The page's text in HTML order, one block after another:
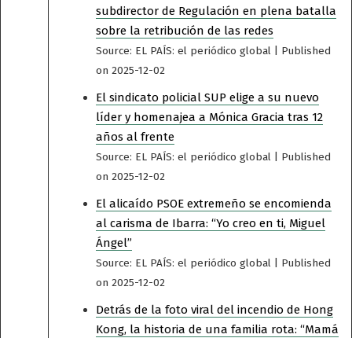
subdirector de Regulación en plena batalla
sobre la retribución de las redes
Source: EL PAÍS: el periódico global
Published
on 2025-12-02
El sindicato policial SUP elige a su nuevo
líder y homenajea a Mónica Gracia tras 12
años al frente
Source: EL PAÍS: el periódico global
Published
on 2025-12-02
El alicaído PSOE extremeño se encomienda
al carisma de Ibarra: “Yo creo en ti, Miguel
Ángel”
Source: EL PAÍS: el periódico global
Published
on 2025-12-02
Detrás de la foto viral del incendio de Hong
Kong, la historia de una familia rota: “Mamá